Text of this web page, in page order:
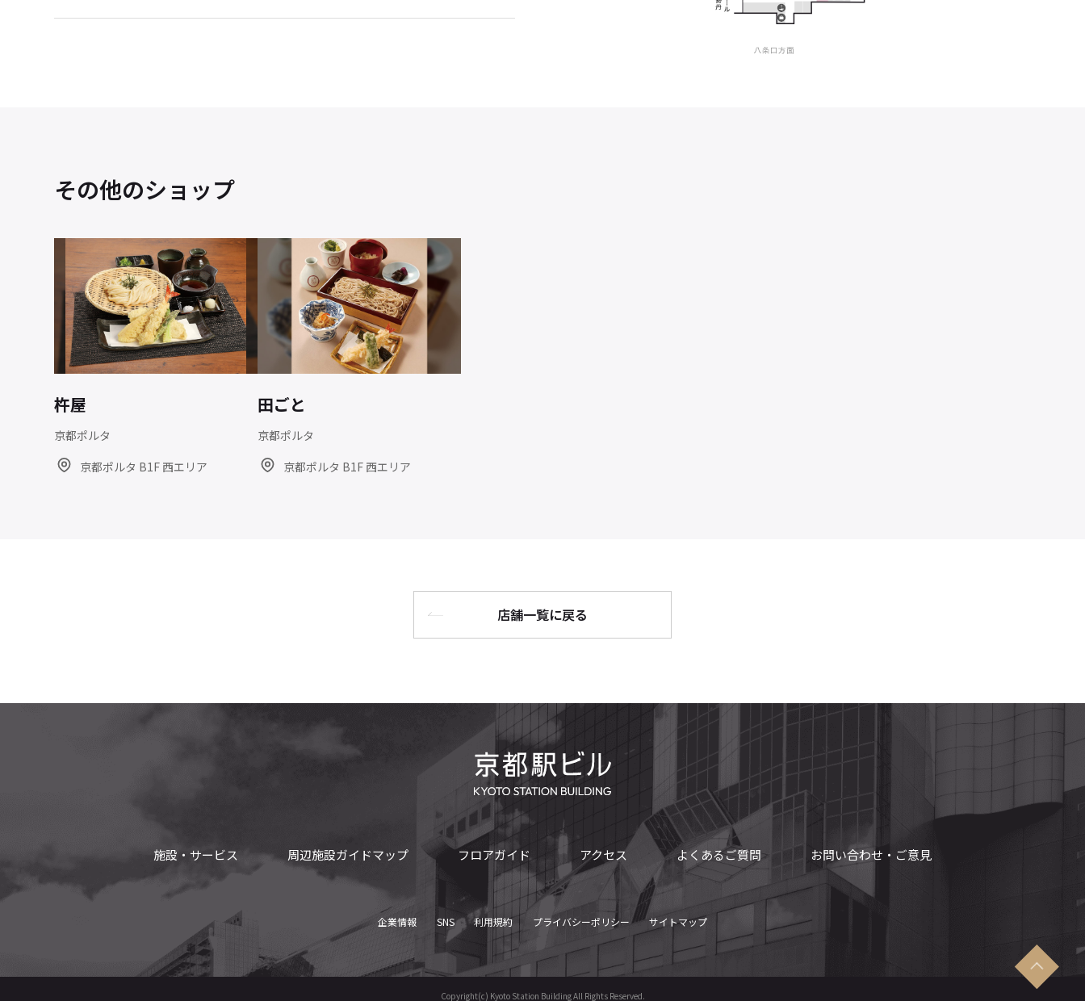
その他のショップ
杵屋
京都ポルタ
京都ポルタ B1F 西エリア
田ごと
京都ポルタ
京都ポルタ B1F 西エリア
店舗一覧に戻る
施設・サービス 周辺施設ガイドマップ フロアガイド アクセス よくあるご質問 お問い合わせ・ご意見
企業情報 SNS 利用規約 プライバシーポリシー サイトマップ
Copyright(c) Kyoto Station Building All Rights Reserved.